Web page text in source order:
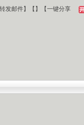
转发邮件】【 】 【一键分享